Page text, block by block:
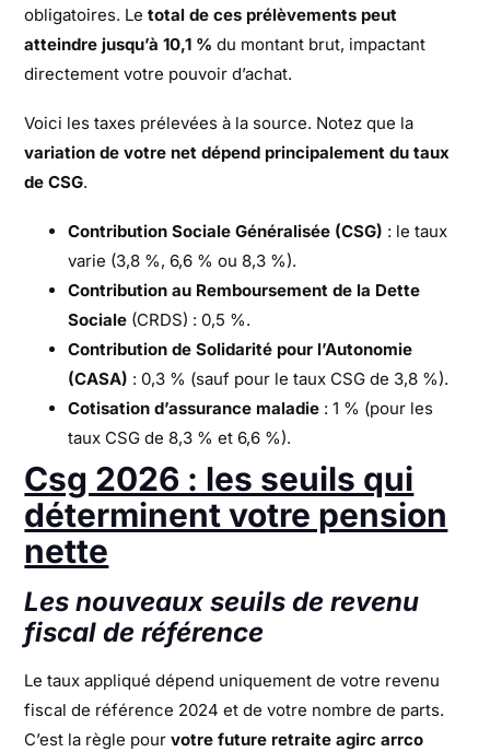
obligatoires. Letotal de ces prélèvements peut
atteindre jusqu’à 10,1 % du montant brut, impactant
directement votre pouvoir d’achat.
Voici les taxes prélevées à la source. Notez que la
variation de votre net dépend principalement du taux
de CSG.
Contribution Sociale Généralisée (CSG) : le taux
varie (3,8 %, 6,6 % ou 8,3 %).
Contribution au Remboursement de la Dette
Sociale (CRDS) : 0,5 %.
Contribution de Solidarité pour l’Autonomie
(CASA) : 0,3 % (sauf pour le taux CSG de 3,8 %).
Cotisation d’assurance maladie : 1 % (pour les
taux CSG de 8,3 % et 6,6 %).
Csg 2026 : les seuils qui
déterminent votre pension
nette
Les nouveaux seuils de revenu
fiscal de référence
Le taux appliqué dépend uniquement de votre revenu
fiscal de référence 2024 et de votre nombre de parts.
C’est la règle pourvotre future retraite agirc arrco